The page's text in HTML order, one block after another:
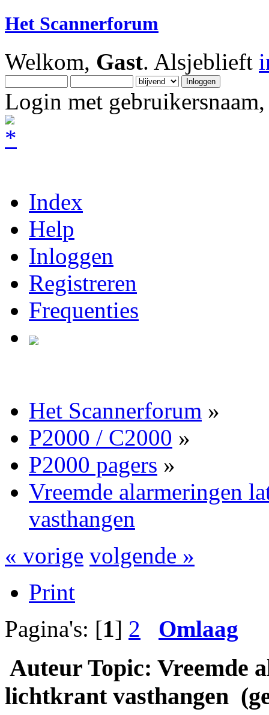
Het Scannerforum
Welkom, Gast. Alsjeblieft
Login met
Index
Help
Inloggen
Registreren
Frequenties
Het Scannerforum »
P2000 / C2000 »
P2000 pagers »
Vreemde alarmeringen
vasthangen
« vorige volgende »
Print
Pagina's: [1] 2 Omlaag
Auteur Topic: Vreemde
lichtkrant vasthangen